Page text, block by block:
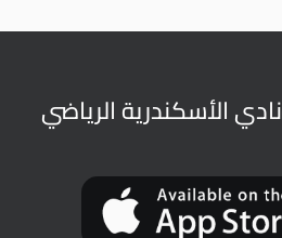
نادي الأسكندرية الرياضي